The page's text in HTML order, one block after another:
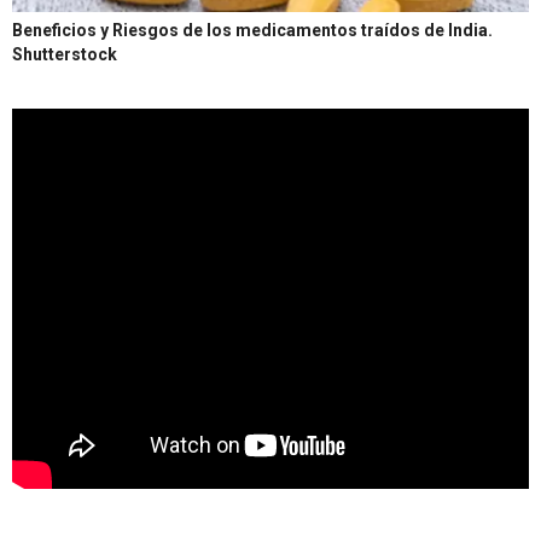
Beneficios y Riesgos de los medicamentos traídos de India.
Shutterstock